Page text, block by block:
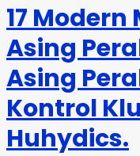
17
Asing
Asing
Kontrol
Huhydics.